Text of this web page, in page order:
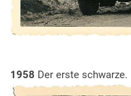
1958 Der erste schwarze.